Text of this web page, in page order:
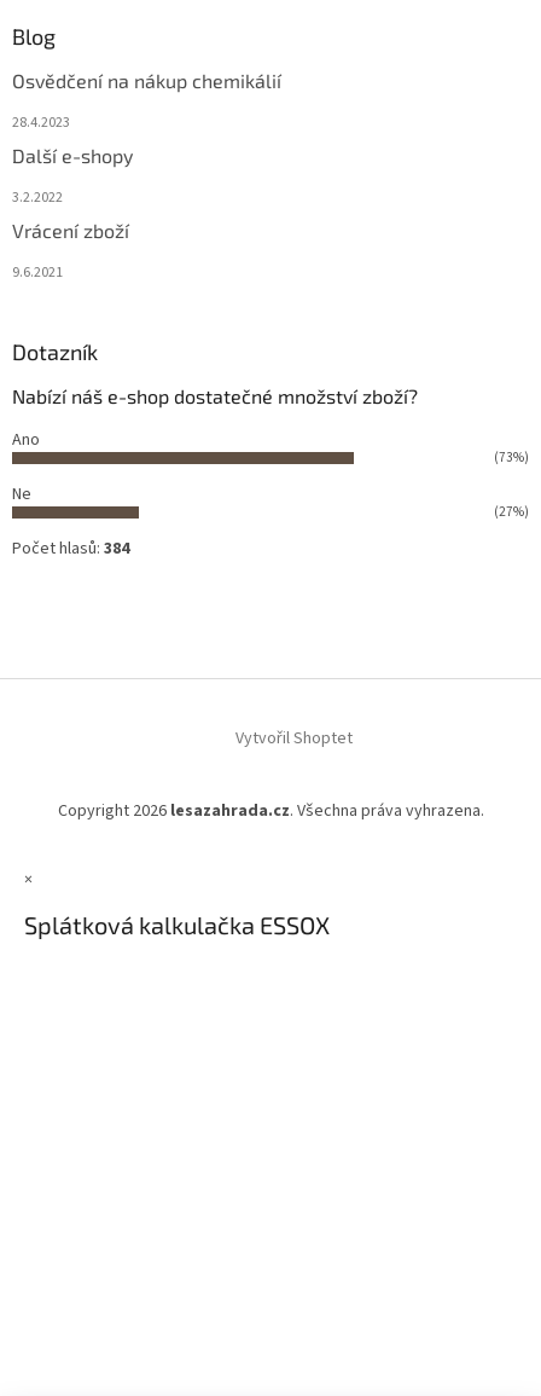
Blog
Osvědčení na nákup chemikálií
28.4.2023
Další e-shopy
3.2.2022
Vrácení zboží
9.6.2021
Dotazník
Nabízí náš e-shop dostatečné množství zboží?
Ano
(73%)
Ne
(27%)
Počet hlasů: 384
Vytvořil Shoptet
Copyright 2026 lesazahrada.cz. Všechna práva vyhrazena.
×
Splátková kalkulačka ESSOX